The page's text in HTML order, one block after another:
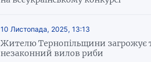
10 Листопада, 2025, 13:13
Жителю Тернопільщини загрожує
незаконний вилов риби